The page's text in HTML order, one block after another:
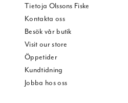
Tietoja Olssons Fiske
Kontakta oss
Besök vår butik
Visit our store
Öppetider
Kundtidning
Jobba hos oss